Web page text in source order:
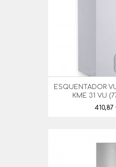
ESQUENTADOR
KME 31 VU
Preço